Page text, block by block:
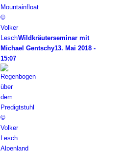
Wildkräuterseminar mit
Michael Gentschy13. Mai 2018 -
15:07